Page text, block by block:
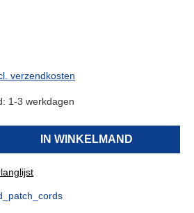
verzendkosten
1-3 werkdagen
IN WINKELMAND